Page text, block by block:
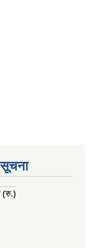
सूचना
(रु.)